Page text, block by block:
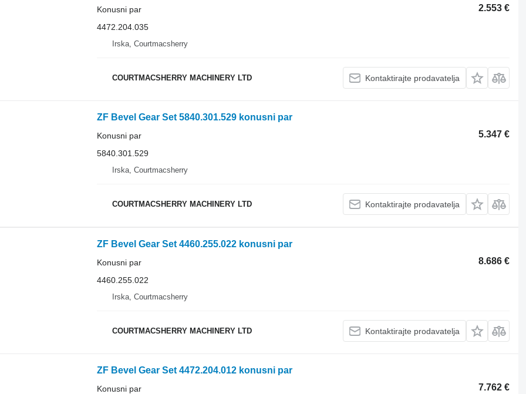
2.553 €
Konusni par
4472.204.035
Irska, Courtmacsherry
COURTMACSHERRY MACHINERY LTD Kontaktirajte prodavatelja
ZF Bevel Gear Set 5840.301.529 konusni par
5.347 €
Konusni par
5840.301.529
Irska, Courtmacsherry
COURTMACSHERRY MACHINERY LTD Kontaktirajte prodavatelja
ZF Bevel Gear Set 4460.255.022 konusni par
8.686 €
Konusni par
4460.255.022
Irska, Courtmacsherry
COURTMACSHERRY MACHINERY LTD Kontaktirajte prodavatelja
ZF Bevel Gear Set 4472.204.012 konusni par
7.762 €
Konusni par